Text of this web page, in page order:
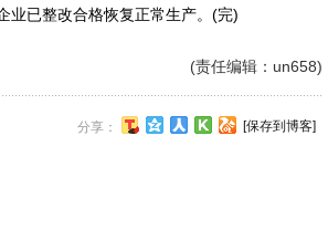
已整改合格恢复正常生产。(完)
(责任编辑：un658)
分享： [保存到博客]